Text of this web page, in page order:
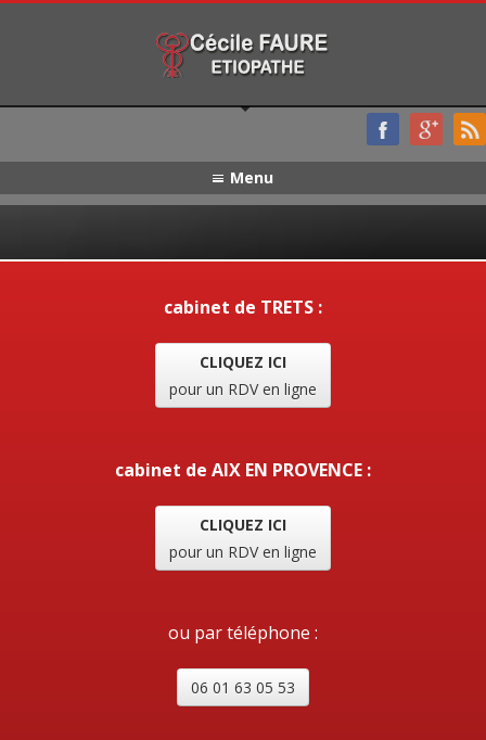
Menu
cabinet de TRETS :
CLIQUEZ ICI
pour un RDV en ligne
cabinet de AIX EN PROVENCE :
CLIQUEZ ICI
pour un RDV en ligne
ou par téléphone :
06 01 63 05 53